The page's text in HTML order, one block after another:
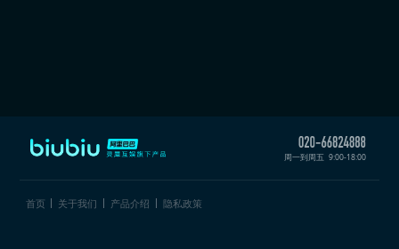
周一到周五 9:00-18:00
首页 关于我们 产品介绍 隐私政策